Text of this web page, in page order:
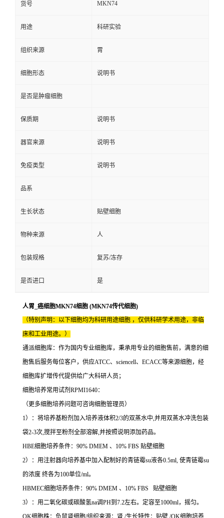
货号 MKN74
用途 科研实验
组织来源 胃
细胞形态 说明书
是否是肿瘤细胞
保质期 说明书
器官来源 说明书
免疫类型 说明书
品系
生长状态 贴壁细胞
物种来源 人
包装规格 复苏/冻存
是否进口 是
人胃_癌细胞MKN74细胞 (MKN74传代细胞)
（特别声明：以下细胞均为科研用途细胞 ，仅供科研学术用途，非临
床和工业用途。）
通派细胞库：作为国内专业细胞库，秉承用专业的细胞售前，满意的细
胞售后服务每位客户，供应ATCC、sciencell、ECACC等来源细胞，经
细胞库扩增传代提供给广大科研人员；
细胞培养常用试剂RPMI1640：
（更多细胞培养问题可咨询细胞管理员）
1）：将培养基粉剂加入培养液体积2/3的双蒸水中,并用双蒸水冲洗包装
袋2-3次,搅拌至粉剂全部溶解,并按照说明添加药品。
HBE细胞培养条件：90% DMEM 、10% FBS 贴壁细胞
2）：用注射器向培养基中加入配制好的青链霉su液各0.5ml, 使青链霉su
的浓度 终各为100单位/ml。
HBMEC细胞培养条件：90% DMEM 、10% FBS 贴壁细胞
3）：用二氧化碳或碳酸氢na调PH到7.2左右。定容至1000ml，摇匀。
OK细胞株：负鼠肾细胞/组织来源：肾 /生长特性：贴壁 /OK细胞培养